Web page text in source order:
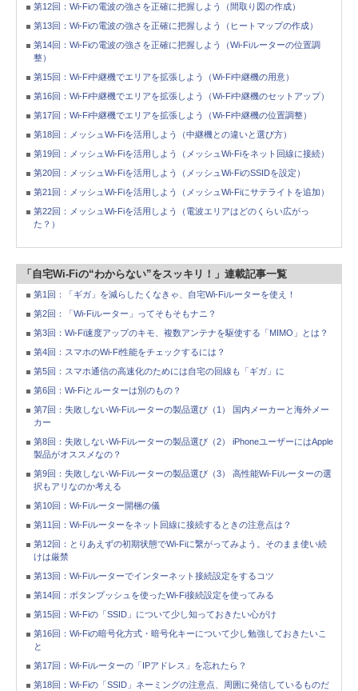
第12回：Wi-Fiの電波の強さを正確に把握しよう（間取り図の作成）
第13回：Wi-Fiの電波の強さを正確に把握しよう（ヒートマップの作成）
第14回：Wi-Fiの電波の強さを正確に把握しよう（Wi-Fiルーターの位置調
整）
第15回：Wi-Fi中継機でエリアを拡張しよう（Wi-Fi中継機の用意）
第16回：Wi-Fi中継機でエリアを拡張しよう（Wi-Fi中継機のセットアップ）
第17回：Wi-Fi中継機でエリアを拡張しよう（Wi-Fi中継機の位置調整）
第18回：メッシュWi-Fiを活用しよう（中継機との違いと選び方）
第19回：メッシュWi-Fiを活用しよう（メッシュWi-Fiをネット回線に接続）
第20回：メッシュWi-Fiを活用しよう（メッシュWi-FiのSSIDを設定）
第21回：メッシュWi-Fiを活用しよう（メッシュWi-Fiにサテライトを追加）
第22回：メッシュWi-Fiを活用しよう（電波エリアはどのくらい広がっ
た？）
「自宅Wi-Fiの“わからない”をスッキリ！」連載記事一覧
第1回：「ギガ」を減らしたくなきゃ、自宅Wi-Fiルーターを使え！
第2回：「Wi-Fiルーター」ってそもそもナニ？
第3回：Wi-Fi速度アップのキモ、複数アンテナを駆使する「MIMO」とは？
第4回：スマホのWi-Fi性能をチェックするには？
第5回：スマホ通信の高速化のためには自宅の回線も「ギガ」に
第6回：Wi-Fiとルーターは別のもの？
第7回：失敗しないWi-Fiルーターの製品選び（1） 国内メーカーと海外メー
カー
第8回：失敗しないWi-Fiルーターの製品選び（2） iPhoneユーザーにはApple
製品がオススメなの？
第9回：失敗しないWi-Fiルーターの製品選び（3） 高性能Wi-Fiルーターの選
択もアリなのか考える
第10回：Wi-Fiルーター開梱の儀
第11回：Wi-Fiルーターをネット回線に接続するときの注意点は？
第12回：とりあえずの初期状態でWi-Fiに繋がってみよう。そのまま使い続
けは厳禁
第13回：Wi-Fiルーターでインターネット接続設定をするコツ
第14回：ボタンプッシュを使ったWi-Fi接続設定を使ってみる
第15回：Wi-Fiの「SSID」について少し知っておきたい心がけ
第16回：Wi-Fiの暗号化方式・暗号化キーについて少し勉強しておきたいこ
と
第17回：Wi-Fiルーターの「IPアドレス」を忘れたら？
第18回：Wi-Fiの「SSID」ネーミングの注意点、周囲に発信しているものだ